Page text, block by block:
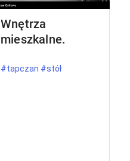
Wnętrza
mieszkalne.
#tapczan #stół